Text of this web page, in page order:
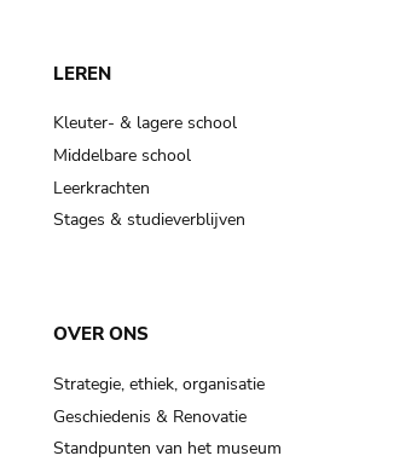
LEREN
Kleuter- & lagere school
Middelbare school
Leerkrachten
Stages & studieverblijven
OVER ONS
Strategie, ethiek, organisatie
Geschiedenis & Renovatie
Standpunten van het museum